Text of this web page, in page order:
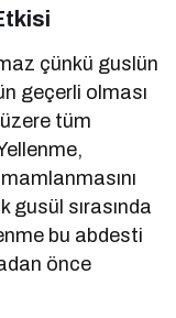
çünkü guslün
geçerli olması
tüm
gusül sırasında
bu abdesti
önce